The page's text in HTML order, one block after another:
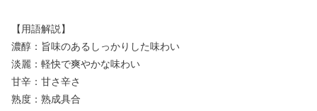
【用語解説】
濃醇：旨味のあるしっかりした味わい
淡麗：軽快で爽やかな味わい
甘辛：甘さ辛さ
熟度：熟成具合